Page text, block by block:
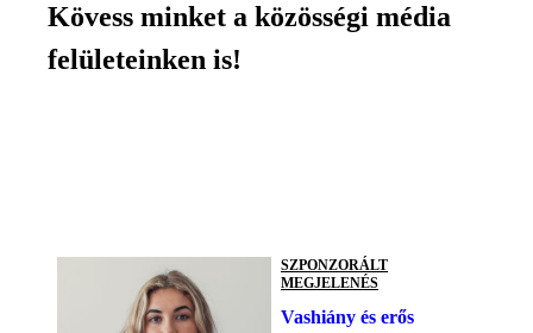
Kövess minket a közösségi média
felületeinken is!
SZPONZORÁLT
MEGJELENÉS
Vashiány és erős